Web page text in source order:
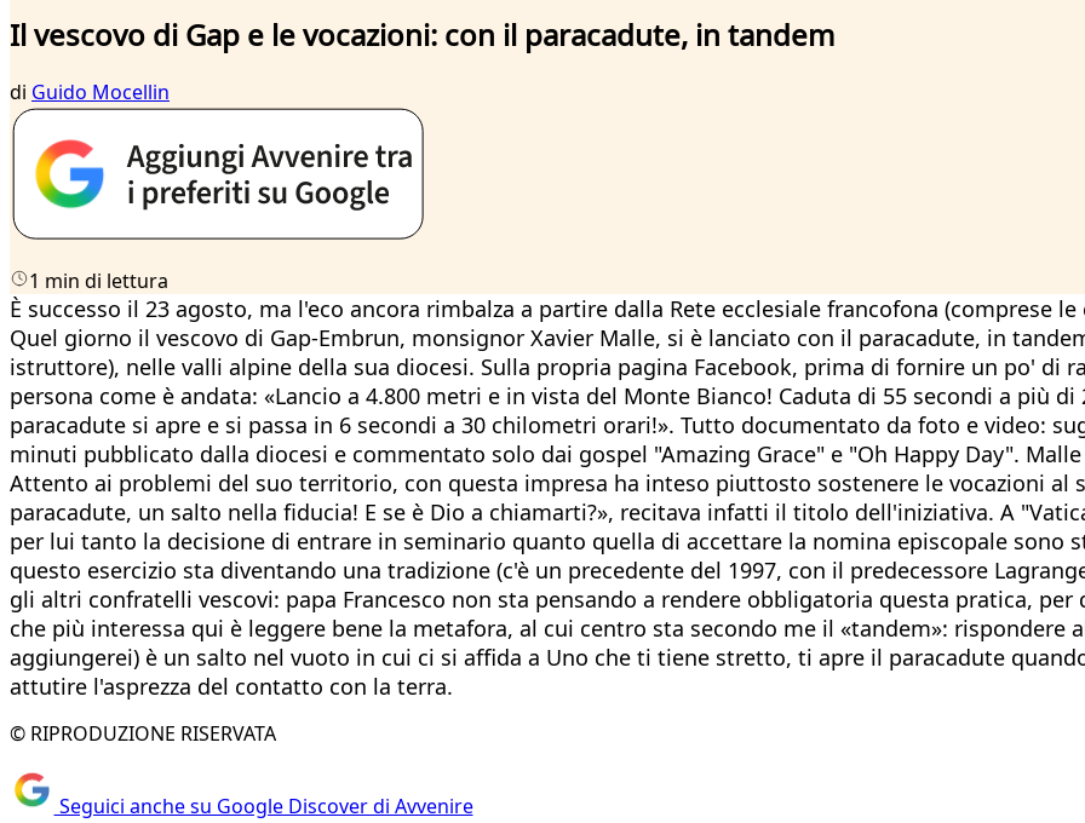
Il vescovo di Gap e le vocazioni: con il paracadute, in tandem
di Guido Mocellin
1 min di lettura
È successo il 23 agosto, ma l'eco ancora rimbalza a partire dalla Rete ecclesiale francofona (comprese
Quel giorno il vescovo di Gap-Embrun, monsignor Xavier Malle, si è lanciato con il paracadute, in
istruttore), nelle valli alpine della sua diocesi. Sulla propria pagina Facebook, prima di fornire un po' di
persona come è andata: «Lancio a 4.800 metri e in vista del Monte Bianco! Caduta di 55 secondi a più
paracadute si apre e si passa in 6 secondi a 30 chilometri orari!». Tutto documentato da foto e video:
minuti pubblicato dalla diocesi e commentato solo dai gospel "Amazing Grace" e "Oh Happy Day".
Attento ai problemi del suo territorio, con questa impresa ha inteso piuttosto sostenere le vocazioni al
paracadute, un salto nella fiducia! E se è Dio a chiamarti?», recitava infatti il titolo dell'iniziativa. A
per lui tanto la decisione di entrare in seminario quanto quella di accettare la nomina episcopale sono
questo esercizio sta diventando una tradizione (c'è un precedente del 1997, con il predecessore
gli altri confratelli vescovi: papa Francesco non sta pensando a rendere obbligatoria questa pratica, per
che più interessa qui è leggere bene la metafora, al cui centro sta secondo me il «tandem»: rispondere
aggiungerei) è un salto nel vuoto in cui ci si affida a Uno che ti tiene stretto, ti apre il paracadute
attutire l'asprezza del contatto con la terra.
© RIPRODUZIONE RISERVATA
Seguici anche su Google Discover di Avvenire